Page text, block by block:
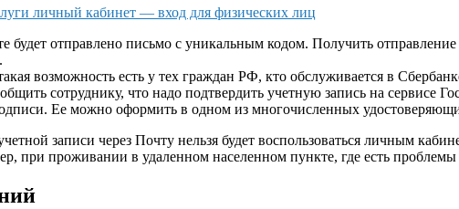
личный кабинет — вход для физических лиц
отправлено письмо с уникальным кодом. Получить
возможность есть у тех граждан РФ, кто обслуживается в
сотруднику, что надо подтвердить учетную запись на сервисе
Ее можно оформить в одном из многочисленных
записи через Почту нельзя будет воспользоваться личным
при проживании в удаленном населенном пункте, где есть